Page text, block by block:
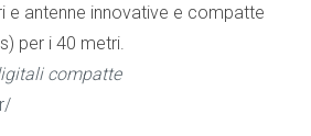
e antenne innovative e compatte
per i 40 metri.
compatte